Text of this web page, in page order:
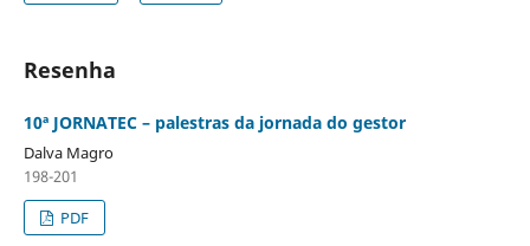
Resenha
10ª JORNATEC – palestras da jornada do gestor
Dalva Magro
198-201
PDF